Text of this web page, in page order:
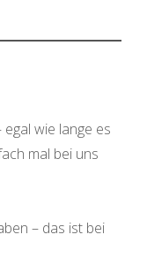
wie lange es
mal bei uns
– das ist bei